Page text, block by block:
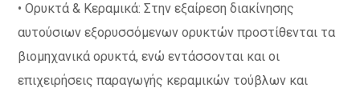
• Ορυκτά & Κεραμικά: Στην εξαίρεση διακίνησης
αυτούσιων εξορυσσόμενων ορυκτών προστίθενται τα
βιομηχανικά ορυκτά, ενώ εντάσσονται και οι
επιχειρήσεις παραγωγής κεραμικών τούβλων και